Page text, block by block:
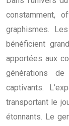
constamment,
graphismes.
bénéficient
apportées aux
générations
captivants.
transportant le
étonnants. Le